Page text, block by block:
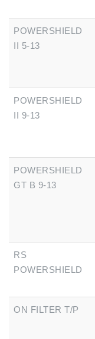
POWERSHIELD
II 5-13
POWERSHIELD
II 9-13
POWERSHIELD
GT B 9-13
RS
POWERSHIELD
ON FILTER T/P